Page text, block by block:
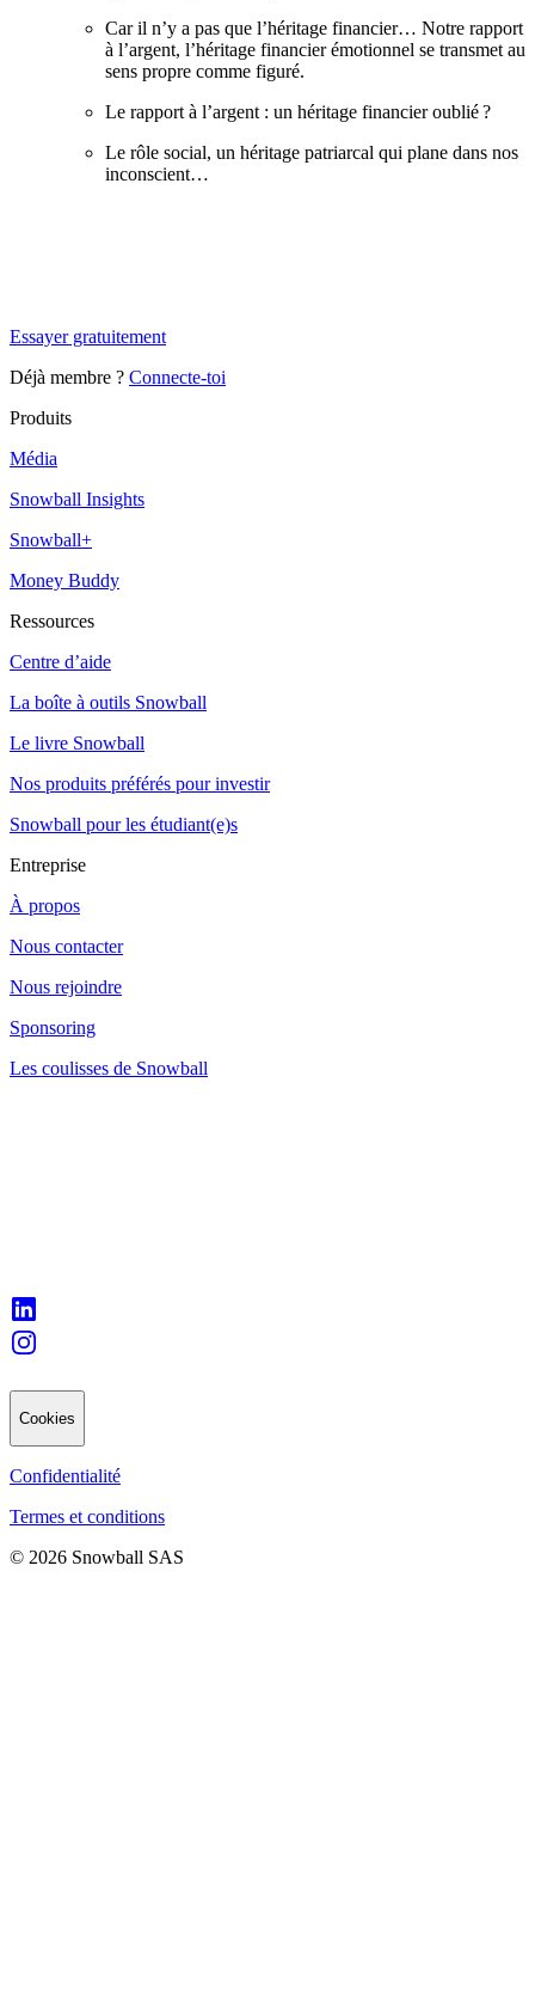
Car il n’y a pas que l’héritage financier… Notre rapport
à l’argent, l’héritage financier émotionnel se transmet au
sens propre comme figuré.
Le rapport à l’argent : un héritage financier oublié ?
Le rôle social, un héritage patriarcal qui plane dans nos
inconscient…
Essayer gratuitement
Déjà membre ? Connecte-toi
Produits
Média
Snowball Insights
Snowball+
Money Buddy
Ressources
Centre d’aide
La boîte à outils Snowball
Le livre Snowball
Nos produits préférés pour investir
Snowball pour les étudiant(e)s
Entreprise
À propos
Nous contacter
Nous rejoindre
Sponsoring
Les coulisses de Snowball
Cookies
Confidentialité
Termes et conditions
© 2026 Snowball SAS